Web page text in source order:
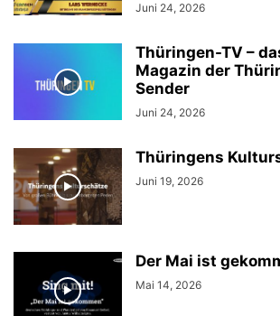
Juni 24, 2026
Thüringen-TV –
Magazin der
Sender
Juni 24, 2026
Thüringens
Juni 19, 2026
Der Mai ist
Mai 14, 2026